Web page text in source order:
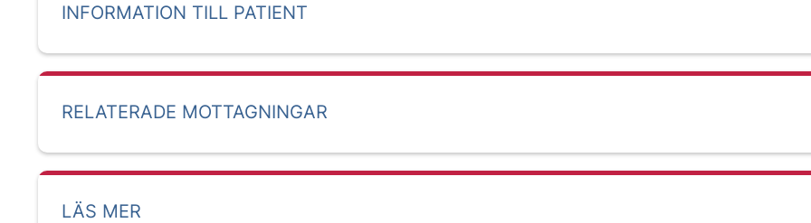
INFORMATION TILL PATIENT
RELATERADE MOTTAGNINGAR
LÄS MER